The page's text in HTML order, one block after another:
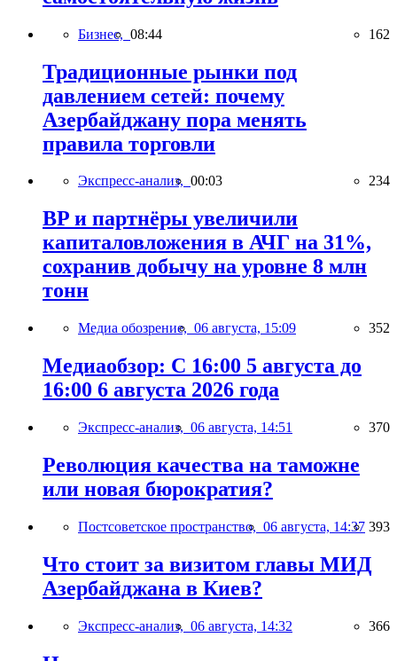
Бизнес, 08:44 162
Традиционные рынки под
давлением сетей: почему
Азербайджану пора менять
правила торговли
Экспресс-анализ, 00:03 234
BP и партнёры увеличили
капиталовложения в АЧГ на 31%,
сохранив добычу на уровне 8 млн
тонн
Медиа обозрение, 06 августа, 15:09 352
Медиаобзор: С 16:00 5 августа до
16:00 6 августа 2026 года
Экспресс-анализ, 06 августа, 14:51 370
Революция качества на таможне
или новая бюрократия?
Постсоветское пространство, 06 августа, 14:37 393
Что стоит за визитом главы МИД
Азербайджана в Киев?
Экспресс-анализ, 06 августа, 14:32 366